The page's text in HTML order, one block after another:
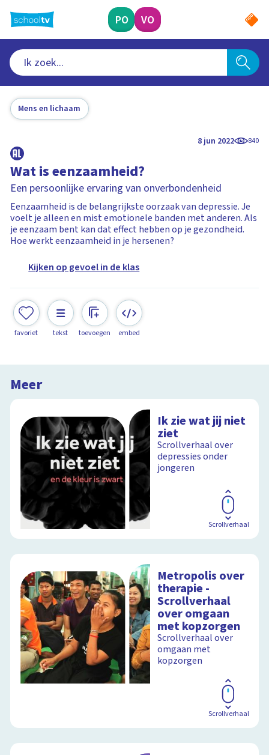
naar
hoofdinhoud
PO VO
Mens en lichaam
8 jun 2022 840
Wat is eenzaamheid?
Een persoonlijke ervaring van onverbondenheid
Eenzaamheid is de belangrijkste oorzaak van depressie. Je
voelt je alleen en mist emotionele banden met anderen. Als
je eenzaam bent kan dat effect hebben op je gezondheid.
Hoe werkt eenzaamheid in je hersenen?
Kijken op gevoel in de klas
favoriet tekst toevoegen embed
Meer
Ik zie wat jij niet
ziet
Scrollverhaal over
depressies onder
jongeren
Scrollverhaal
Metropolis over
therapie -
Scrollverhaal
over omgaan
met kopzorgen
Scrollverhaal over
omgaan met
kopzorgen
Scrollverhaal